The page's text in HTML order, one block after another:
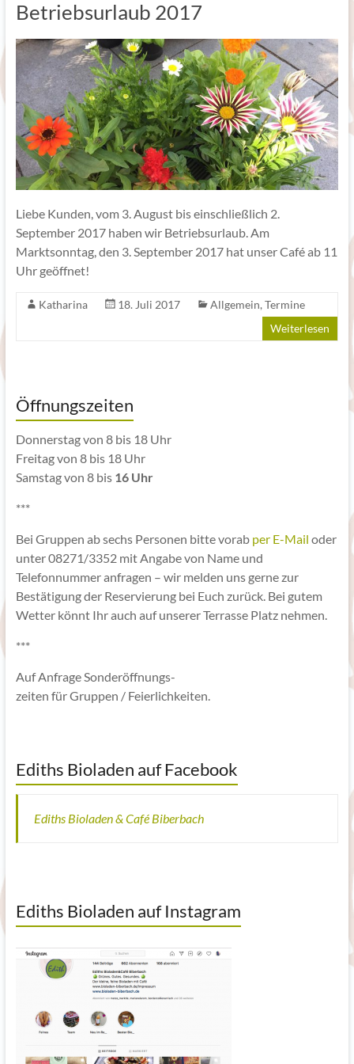
Betriebsurlaub 2017
Liebe Kunden, vom 3. August bis einschließlich 2.
September 2017 haben wir Betriebsurlaub. Am
Marktsonntag, den 3. September 2017 hat unser Café ab 11
Uhr geöffnet!
Katharina 18. Juli 2017 Allgemein, Termine
Weiterlesen
Öffnungszeiten
Donnerstag von 8 bis 18 Uhr
Freitag von 8 bis 18 Uhr
Samstag von 8 bis 16 Uhr
***
Bei Gruppen ab sechs Personen bitte vorab per E-Mail oder
unter 08271/3352 mit Angabe von Name und
Telefonnummer anfragen – wir melden uns gerne zur
Bestätigung der Reservierung bei Euch zurück. Bei gutem
Wetter könnt Ihr auch auf unserer Terrasse Platz nehmen.
***
Auf Anfrage Sonderöffnungs-
zeiten für Gruppen / Feierlichkeiten.
Ediths Bioladen auf Facebook
Ediths Bioladen & Café Biberbach
Ediths Bioladen auf Instagram